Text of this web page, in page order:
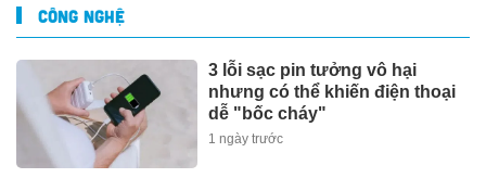
CÔNG NGHỆ
3 lỗi sạc pin tưởng vô hại
nhưng có thể khiến điện thoại
dễ "bốc cháy"
1 ngày trước